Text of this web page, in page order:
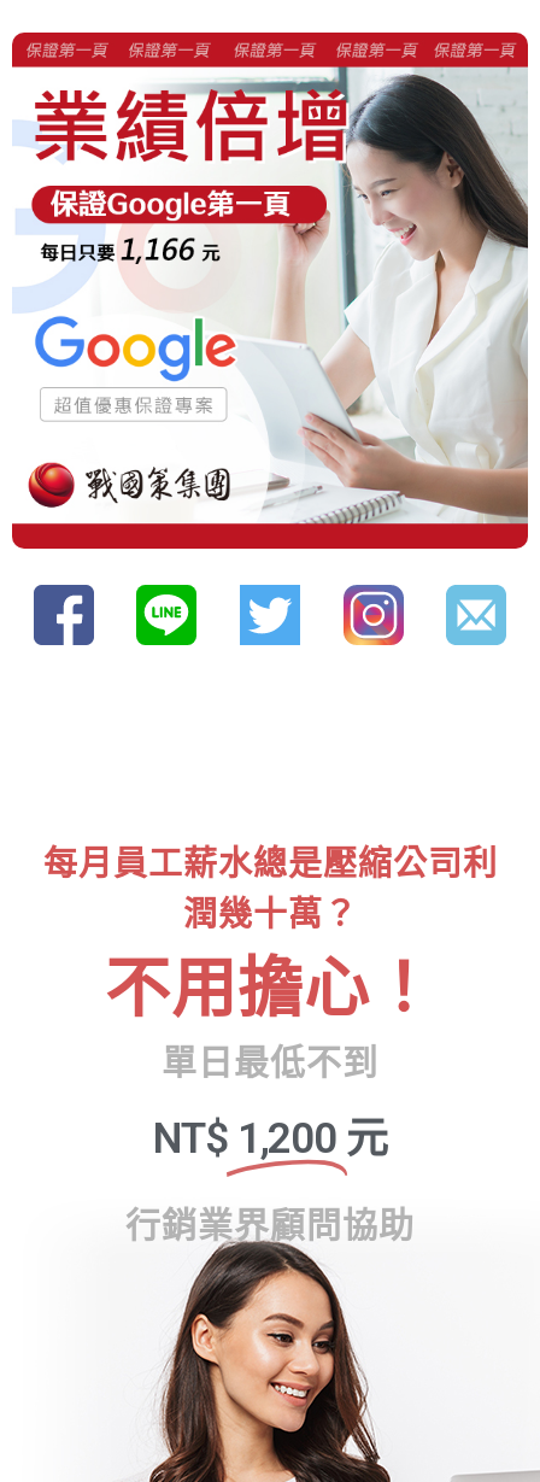
每月員工薪水總是壓縮公司利
潤幾十萬？
不用擔心！
單日最低不到
NT$ 1,200 元
行銷業界顧問協助